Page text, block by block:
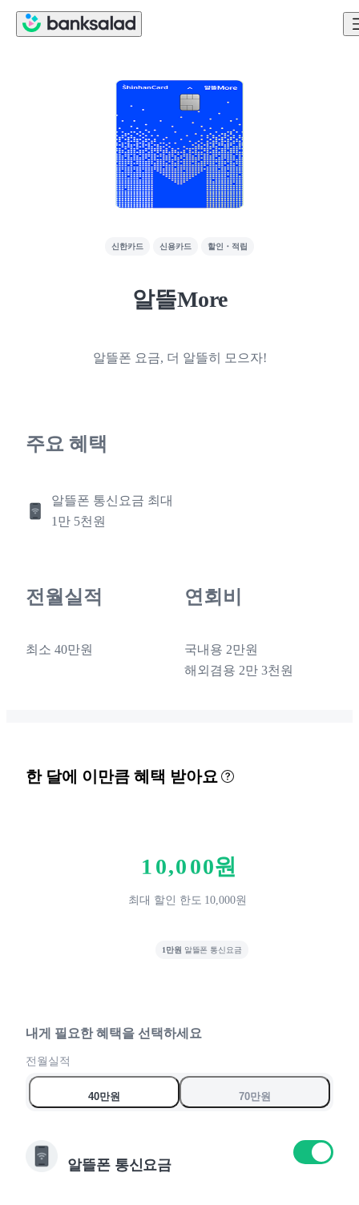
신한카드 신용카드 할인・적립
알뜰More
알뜰폰 요금, 더 알뜰히 모으자!
주요 혜택
알뜰폰 통신요금 최대
1만 5천원
전월실적
최소 40만원
연회비
국내용 2만원
해외겸용 2만 3천원
한 달에 이만큼 혜택 받아요
1
2
8
0
1
7
9
0
,0
1
4
7
9
0
0
1
4
7
9
0
0원
최대 할인 한도 10,000원
1만원 알뜰폰 통신요금
내게 필요한 혜택을 선택하세요
전월실적
40만원 70만원
알뜰폰 통신요금